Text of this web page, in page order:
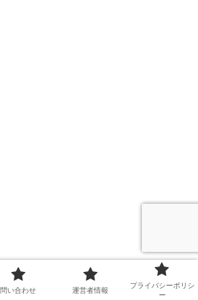
問い合わせ 運営者情報
プライバシーポリシ
ー